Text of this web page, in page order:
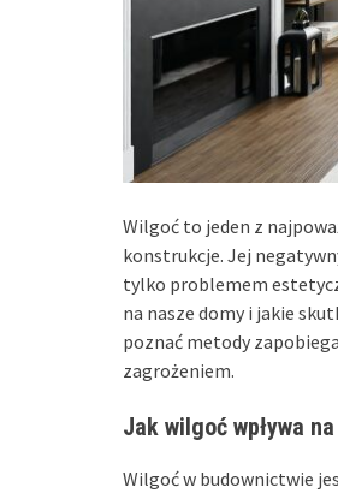
Wilgoć to jeden z
konstrukcje. Jej
tylko problemem
na nasze domy i jakie
poznać metody
zagrożeniem.
Jak wilgoć wpływa
Wilgoć w budownictwie